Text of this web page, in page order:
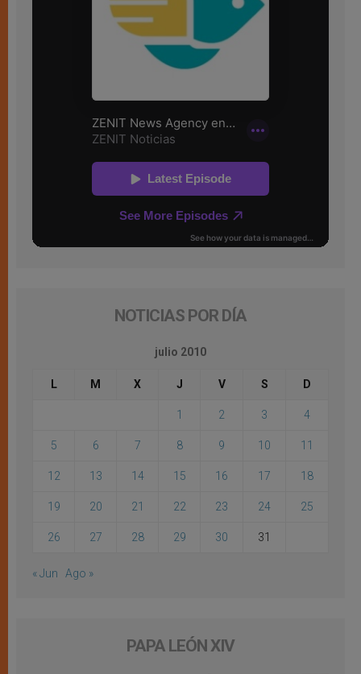
NOTICIAS POR DÍA
julio 2010
L M X J V S D
1 2 3 4
5 6 7 8 9 10 11
12 13 14 15 16 17 18
19 20 21 22 23 24 25
26 27 28 29 30 31
« Jun Ago »
PAPA LEÓN XIV